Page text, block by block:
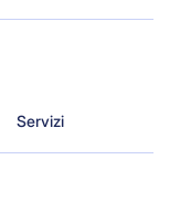
Servizi